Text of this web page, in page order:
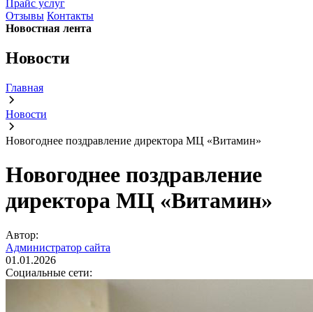
Прайс услуг
Отзывы Контакты
Новостная лента
Новости
Главная
Новости
Новогоднее поздравление директора МЦ «Витамин»
Новогоднее поздравление
директора МЦ «Витамин»
Автор:
Администратор сайта
01.01.2026
Социальные сети: